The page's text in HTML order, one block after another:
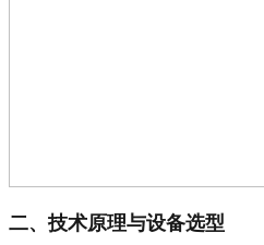
二、技术原理与设备选型